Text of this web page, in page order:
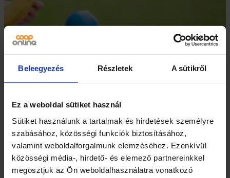
Beleegyezés Részletek A sütikről
Ez a weboldal sütiket használ
Sütiket használunk a tartalmak és hirdetések személyre
szabásához, közösségi funkciók biztosításához,
valamint weboldalforgalmunk elemzéséhez. Ezenkívül
közösségi média-, hirdető- és elemező partnereinkkel
megosztjuk az Ön weboldalhasználatra vonatkozó
Mit csomagoljunk a
gyereknek tízóraira?
A fejlődésben lévő kisiskolások számára igen fontos,
hogy tápanyagban gazdag ételeket fogyasszanak a